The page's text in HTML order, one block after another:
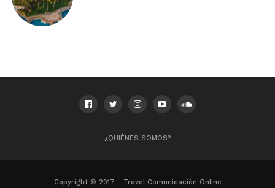
¿QUIÉNES SOMOS?
Copyright © 2017 - Travel Comunicación Online